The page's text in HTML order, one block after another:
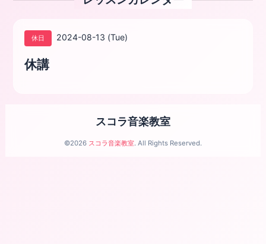
休日 2024-08-13 (Tue)
休講
スコラ音楽教室
©2026 スコラ音楽教室. All Rights Reserved.